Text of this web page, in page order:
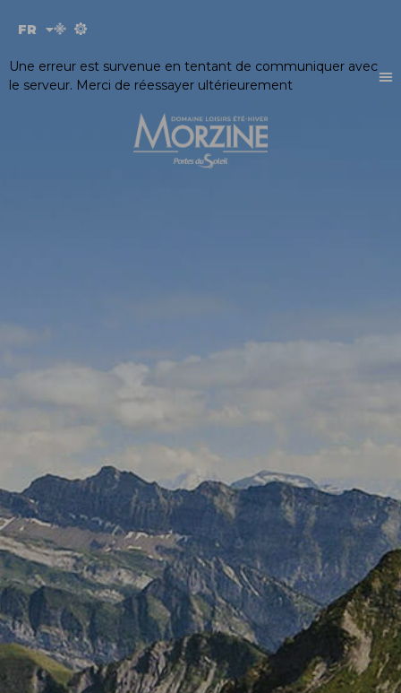
FR
EN
Une erreur est survenue en tentant de communiquer avec
le serveur. Merci de réessayer ultérieurement